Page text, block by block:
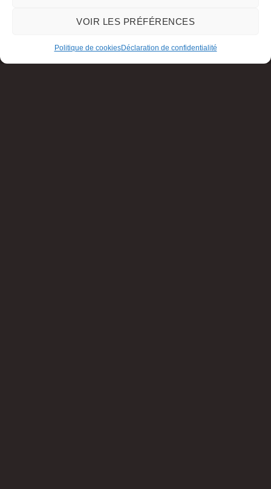
VOIR LES PRÉFÉRENCES
Politique de cookiesDéclaration de confidentialité